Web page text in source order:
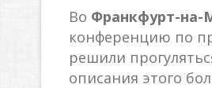
Во Франкфурт-на-
конференцию по
решили
описания этого